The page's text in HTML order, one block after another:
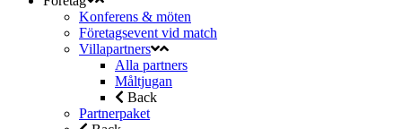
Konferens & möten
Företagsevent vid match
Villapartners
Alla partners
Måltjugan
Back
Partnerpaket